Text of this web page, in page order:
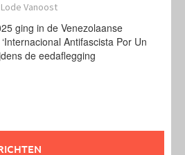
Lode Vanoost
ging in de Venezolaanse
Antifascista Por Un
de eedaflegging